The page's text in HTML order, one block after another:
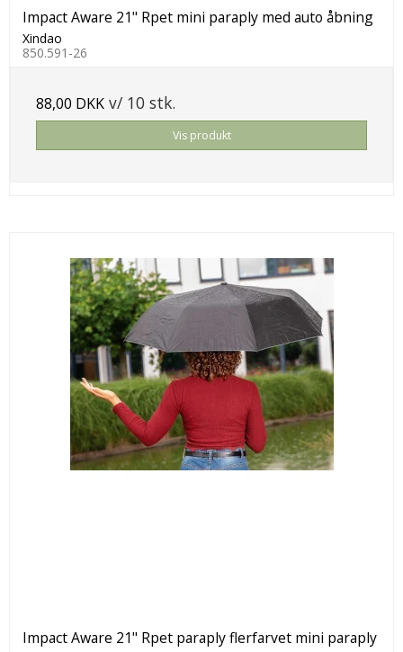
Impact Aware 21" Rpet mini paraply med auto åbning
Xindao
850.591-26
88,00 DKK v/ 10 stk.
Vis produkt
Impact Aware 21" Rpet paraply flerfarvet mini paraply